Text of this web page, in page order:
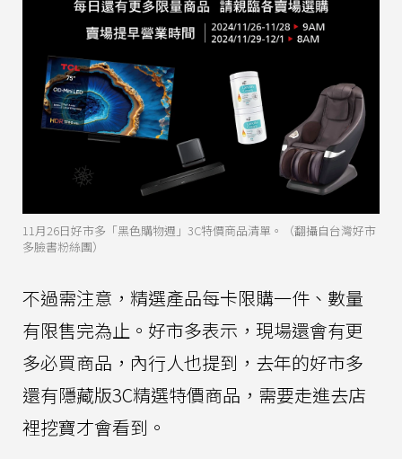
11月26日好市多「黑色購物週」3C特價商品清單。（翻攝自台灣好市
多臉書粉絲團）
不過需注意，精選產品每卡限購一件、數量
有限售完為止。好市多表示，現場還會有更
多必買商品，內行人也提到，去年的好市多
還有隱藏版3C精選特價商品，需要走進去店
裡挖寶才會看到。